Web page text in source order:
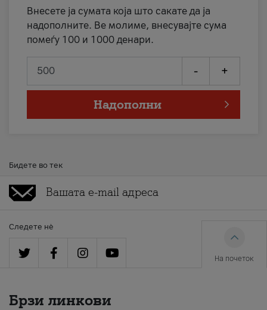
Внесете ја сумата која што сакате да ја
надополните. Ве молиме, внесувајте сума
помеѓу 100 и 1000 денари.
- +
Надополни
Бидете во тек
Следете нè
На почеток
Брзи линкови